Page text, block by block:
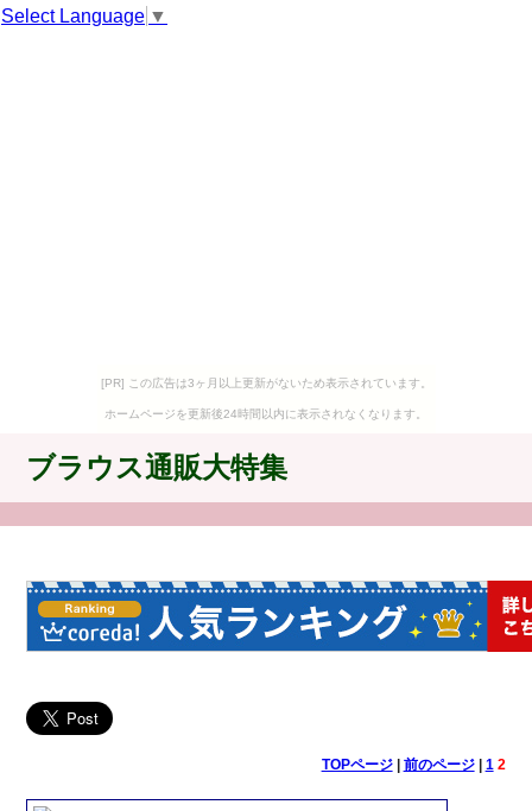
Select Language ▼
[PR] この広告は3ヶ月以上更新がないため表示されています。
ホームページを更新後24時間以内に表示されなくなります。
ブラウス通販大特集
TOPページ| 前のページ| 1 2